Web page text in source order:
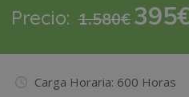
Precio: 1.580€
Carga Horaria: 600 Horas